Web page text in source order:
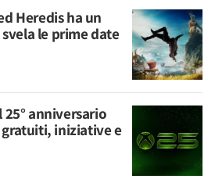
Heredis ha un
le prime date
anniversario
iniziative e